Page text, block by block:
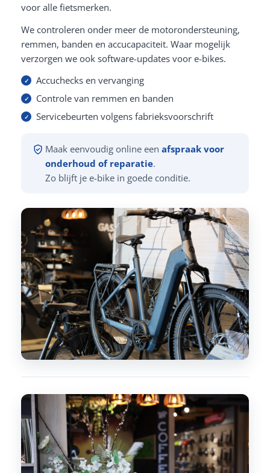
voor alle fietsmerken.
We controleren onder meer de motorondersteuning,
remmen, banden en accucapaciteit. Waar mogelijk
verzorgen we ook software-updates voor e-bikes.
Accuchecks en vervanging
Controle van remmen en banden
Servicebeurten volgens fabrieksvoorschrift
Maak eenvoudig online een afspraak voor
onderhoud of reparatie.
Zo blijft je e-bike in goede conditie.